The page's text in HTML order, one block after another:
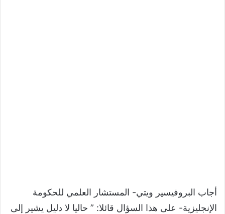
أجاب البروفيسير ويتي- المستشار العلمي للحكومة
الإنجليزية- على هذا السؤال قائلا: ” حاليا لا دليل يشير إلى